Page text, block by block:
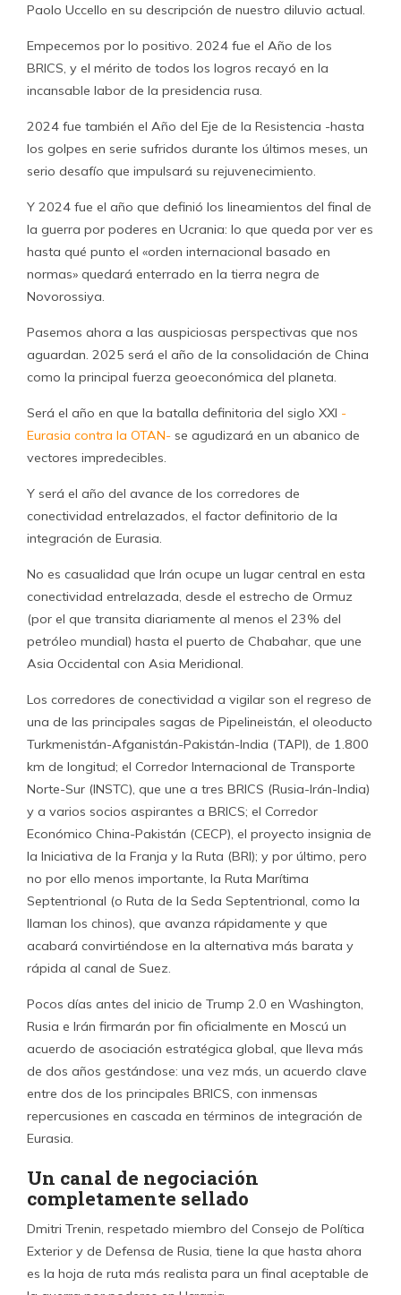
Paolo Uccello en su descripción de nuestro diluvio actual.
Empecemos por lo positivo. 2024 fue el Año de los
BRICS, y el mérito de todos los logros recayó en la
incansable labor de la presidencia rusa.
2024 fue también el Año del Eje de la Resistencia -hasta
los golpes en serie sufridos durante los últimos meses, un
serio desafío que impulsará su rejuvenecimiento.
Y 2024 fue el año que definió los lineamientos del final de
la guerra por poderes en Ucrania: lo que queda por ver es
hasta qué punto el «orden internacional basado en
normas» quedará enterrado en la tierra negra de
Novorossiya.
Pasemos ahora a las auspiciosas perspectivas que nos
aguardan. 2025 será el año de la consolidación de China
como la principal fuerza geoeconómica del planeta.
Será el año en que la batalla definitoria del siglo XXI -
Eurasia contra la OTAN- se agudizará en un abanico de
vectores impredecibles.
Y será el año del avance de los corredores de
conectividad entrelazados, el factor definitorio de la
integración de Eurasia.
No es casualidad que Irán ocupe un lugar central en esta
conectividad entrelazada, desde el estrecho de Ormuz
(por el que transita diariamente al menos el 23% del
petróleo mundial) hasta el puerto de Chabahar, que une
Asia Occidental con Asia Meridional.
Los corredores de conectividad a vigilar son el regreso de
una de las principales sagas de Pipelineistán, el oleoducto
Turkmenistán-Afganistán-Pakistán-India (TAPI), de 1.800
km de longitud; el Corredor Internacional de Transporte
Norte-Sur (INSTC), que une a tres BRICS (Rusia-Irán-India)
y a varios socios aspirantes a BRICS; el Corredor
Económico China-Pakistán (CECP), el proyecto insignia de
la Iniciativa de la Franja y la Ruta (BRI); y por último, pero
no por ello menos importante, la Ruta Marítima
Septentrional (o Ruta de la Seda Septentrional, como la
llaman los chinos), que avanza rápidamente y que
acabará convirtiéndose en la alternativa más barata y
rápida al canal de Suez.
Pocos días antes del inicio de Trump 2.0 en Washington,
Rusia e Irán firmarán por fin oficialmente en Moscú un
acuerdo de asociación estratégica global, que lleva más
de dos años gestándose: una vez más, un acuerdo clave
entre dos de los principales BRICS, con inmensas
repercusiones en cascada en términos de integración de
Eurasia.
Un canal de negociación
completamente sellado
Dmitri Trenin, respetado miembro del Consejo de Política
Exterior y de Defensa de Rusia, tiene la que hasta ahora
es la hoja de ruta más realista para un final aceptable de